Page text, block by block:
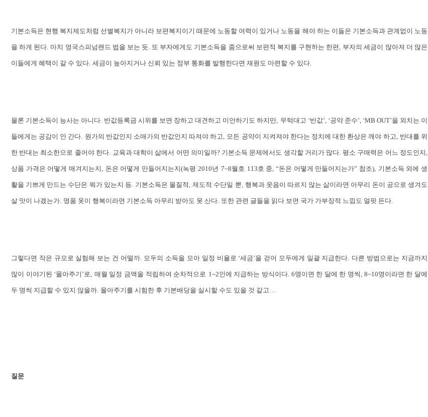
기본소득은 현행 복지제도처럼 선별복지가 아니라 보편복지이기 때문에 노동할 여력이 있거나 노동을 해야 하는 이들은 기본소득과 관계없이 노동
을 하게 된다. 마치 영국스피넘랜드 법을 보는 듯. 또 부자에게도 기본소득을 줌으로써 보편적 복지를 구현하는 한편, 부자의 세금이 많아져 더 많은
이들에게 혜택이 갈 수 있다. 세금이 높아지거나 신뢰 있는 정부 통화를 발행한다면 재원도 마련할 수 있다.
물론 기본소득이 능사는 아니다. 반값등록금 시위를 보면 장하고 대견하고 미안하기도 하지만, 무턱대고 ‘반값’, ‘공약 준수’, ‘MB OUT’을 외치는 이
들에게는 공감이 안 간다. 원가의 반값인지 소매가의 반값인지 따져야 하고, 모든 공약이 지켜져야 한다는 정치에 대한 환상은 깨야 하고, 반대를 위
한 반대는 최소한으로 줄어야 한다. 교육과 대학이 삶에서 어떤 의미일까? 기본소득 문제에서도 생각할 거리가 많다. 평소 구매력은 어느 정도인지,
상품 가격은 어떻게 매겨지는지, 돈은 어떻게 만들어지는지(녹평 2010년 7~8월호 113호 중, “돈은 어떻게 만들어지는가” 참조), 기본소득 외에 생
활을 기쁘게 만드는 수단은 뭐가 있는지 등. 기본소득은 물질적, 제도적 수단일 뿐, 행복과 웃음이 따르지 않는 삶이라면 아무리 돈이 공으로 생겨도
살 맛이 나겠는가. 명품 옷이 행복이라면 기본소득 아무리 받아도 못 산다. 또한 관련 글들을 읽다 보면 국가 가부장적 느낌도 얼핏 든다.
그렇다면 작은 규모로 실험해 보는 건 어떨까. 모두의 소득을 모아 일정 비율로 ‘세금’을 걷어 모두에게 일괄 지급한다. 다른 방법으로는 지금까지
많이 이야기된 ‘몰아주기’로, 매월 일정 금액을 적립하여 순차적으로 1~2인에 지급하는 방식이다. 6명이면 한 달에 한 명씩, 8~10명이라면 한 달에
두 명씩 지급할 수 있지 않을까. 몰아주기를 시험한 후 기본배당을 실시할 수도 있을 것 같고…
질문